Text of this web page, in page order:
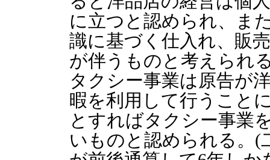
に立つと認められ、ま
識に基づく仕入れ、販
が伴うものと考えられ
タクシー事業は原告が
暇を利用して行うこと
とすればタクシー事業
いものと認められる。(